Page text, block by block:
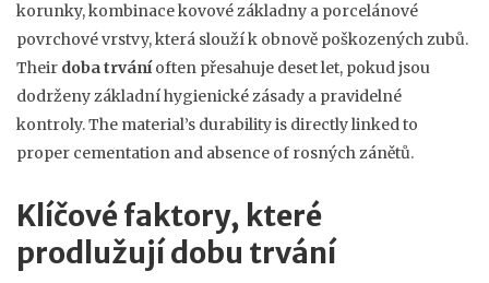
korunky,kombinace kovové základny a porcelánové
povrchové vrstvy, která slouží k obnově poškozených zubů.
Their doba trváníoften přesahuje deset let, pokud jsou
dodrženy základní hygienické zásady a pravidelné
kontroly. The material’s durability is directly linked to
proper cementation and absence of rosných zánětů.
Klíčové faktory, které
prodlužují dobu trvání